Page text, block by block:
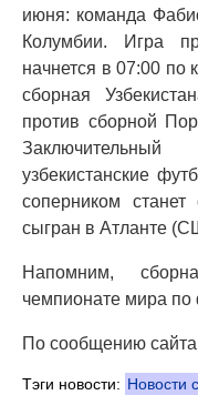
июня: команда
Колумбии. Игра
начнется в 07:00 по
сборная
против сборной
узбекистанские
соперником
сыгран в Атланте
Напомним,
чемпионате мира по
По сообщению сайта
Тэги новости: Новости